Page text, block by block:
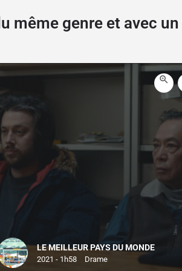
même genre et avec
LE MEILLEUR PAYS DU MONDE
2021 - 1h58 Drame